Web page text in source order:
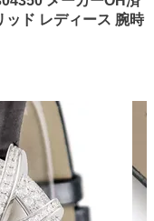
ッド レディース 腕時